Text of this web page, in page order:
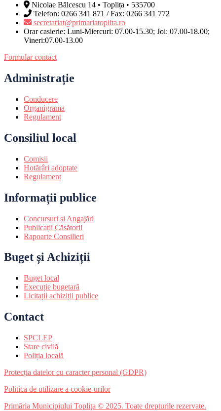
Nicolae Bălcescu 14 • Toplița • 535700
Telefon: 0266 341 871 / Fax: 0266 341 772
secretariat@primariatoplita.ro
Orar casierie: Luni-Miercuri: 07.00-15.30; Joi: 07.00-18.00;
Vineri:07.00-13.00
Formular contact
Administrație
Conducere
Organigrama
Regulament
Consiliul local
Comisii
Hotărâri adoptate
Regulament
Informații publice
Concursuri și Angajări
Publicații Căsătorii
Rapoarte Consilieri
Buget și Achiziții
Buget local
Execuție bugetară
Licitații achiziții publice
Contact
SPCLEP
Stare civilă
Poliția locală
Protecția datelor cu caracter personal (GDPR)
Politica de utilizare a cookie-urilor
Primăria Municipiului Toplița © 2025. Toate drepturile rezervate.